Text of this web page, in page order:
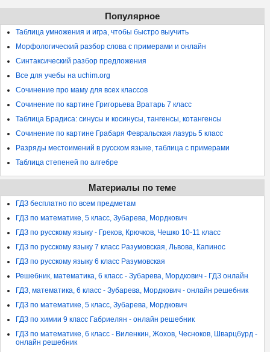
Популярное
Таблица умножения и игра, чтобы быстро выучить
Морфологический разбор слова с примерами и онлайн
Синтаксический разбор предложения
Все для учебы на uchim.org
Сочинение про маму для всех классов
Сочинение по картине Григорьева Вратарь 7 класс
Таблица Брадиса: синусы и косинусы, тангенсы, котангенсы
Сочинение по картине Грабаря Февральская лазурь 5 класс
Разряды местоимений в русском языке, таблица с примерами
Таблица степеней по алгебре
Материалы по теме
ГДЗ бесплатно по всем предметам
ГДЗ по математике, 5 класс, Зубарева, Мордкович
ГДЗ по русскому языку - Греков, Крючков, Чешко 10-11 класс
ГДЗ по русскому языку 7 класс Разумовская, Львова, Капинос
ГДЗ по русскому языку 6 класс Разумовская
Решебник, математика, 6 класс - Зубарева, Мордкович - ГДЗ онлайн
ГДЗ, математика, 6 класс - Зубарева, Мордкович - онлайн решебник
ГДЗ по математике, 5 класс, Зубарева, Мордкович
ГДЗ по химии 9 класс Габриелян - онлайн решебник
ГДЗ по математике, 6 класс - Виленкин, Жохов, Чесноков, Шварцбурд -
онлайн решебник